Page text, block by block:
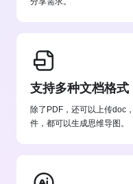
支持多种文档格式
除了PDF，还可以上传doc
件，都可以生成思维导图。